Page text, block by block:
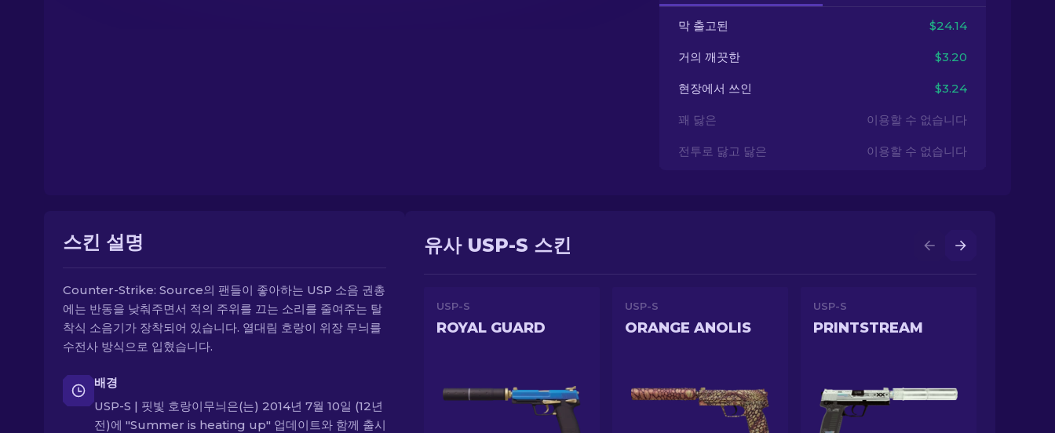
막 출고된 $24.14
거의 깨끗한 $3.20
현장에서 쓰인 $3.24
꽤 닳은 이용할 수 없습니다
전투로 닳고 닳은 이용할 수 없습니다
스킨 설명
Counter-Strike: Source의 팬들이 좋아하는 USP 소음 권총
에는 반동을 낮춰주면서 적의 주위를 끄는 소리를 줄여주는 탈
착식 소음기가 장착되어 있습니다. 열대림 호랑이 위장 무늬를
수전사 방식으로 입혔습니다.
배경
USP-S | 핏빛 호랑이무늬은(는) 2014년 7월 10일 (12년
전)에 "Summer is heating up" 업데이트와 함께 출시
유사 USP-S 스킨
USP-S
ROYAL GUARD
USP-S
ORANGE ANOLIS
USP-S
PRINTSTREAM